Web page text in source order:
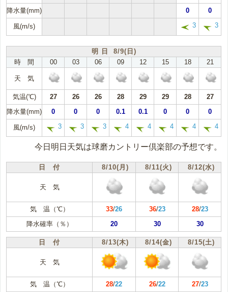
降水量(mm)
0 0
風(m/s) 3 3
明 日 8/9(日)
時 間
00 03 06 09 12 15 18 21
天 気
気温(℃) 27 26 26 28 29 29 28
27
降水量(mm)
0 0 0 0.1 0.1 0 0 0
風(m/s) 3 3 3 4 4 4 4 4
今日明日天気は球磨カントリー倶楽部の予想です。
日 付 8/10(月) 8/11(火) 8/12(水)
天 気
気 温（℃） 33/26 36/23 28/23
降水確率（％）
20 30 30
日 付 8/13(木) 8/14(金) 8/15(土)
天 気
気 温（℃） 28/22 26/22 27/23